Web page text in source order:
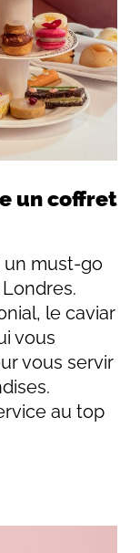
un coffret
un must-go
le caviar
vous
vous servir
au top